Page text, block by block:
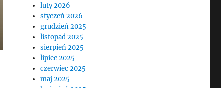
luty 2026
styczeń 2026
grudzień 2025
listopad 2025
sierpień 2025
lipiec 2025
czerwiec 2025
maj 2025